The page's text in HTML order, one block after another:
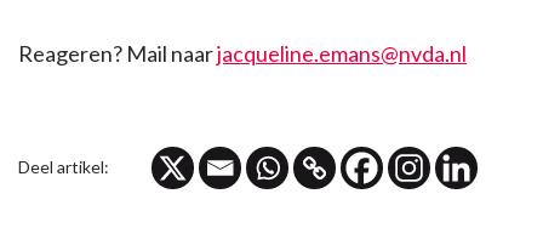
Reageren? Mail naarjacqueline.emans@nvda.nl
Deel artikel: